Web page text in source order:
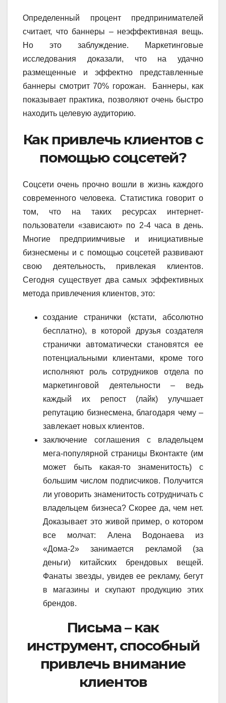
Определенный процент предпринимателей
считает, что баннеры – неэффективная вещь.
Но это заблуждение. Маркетинговые
исследования доказали, что на удачно
размещенные и эффектно представленные
баннеры смотрит 70% горожан. Баннеры, как
показывает практика, позволяют очень быстро
находить целевую аудиторию.
Как привлечь клиентов с
помощью соцсетей?
Соцсети очень прочно вошли в жизнь каждого
современного человека. Статистика говорит о
том, что на таких ресурсах интернет-
пользователи «зависают» по 2-4 часа в день.
Многие предприимчивые и инициативные
бизнесмены и с помощью соцсетей развивают
свою деятельность, привлекая клиентов.
Сегодня существует два самых эффективных
метода привлечения клиентов, это:
создание странички (кстати, абсолютно
бесплатно), в которой друзья создателя
странички автоматически становятся ее
потенциальными клиентами, кроме того
исполняют роль сотрудников отдела по
маркетинговой деятельности – ведь
каждый их репост (лайк) улучшает
репутацию бизнесмена, благодаря чему –
завлекает новых клиентов.
заключение соглашения с владельцем
мега-популярной страницы Вконтакте (им
может быть какая-то знаменитость) с
большим числом подписчиков. Получится
ли уговорить знаменитость сотрудничать с
владельцем бизнеса? Скорее да, чем нет.
Доказывает это живой пример, о котором
все молчат: Алена Водонаева из
«Дома-2» занимается рекламой (за
деньги) китайских брендовых вещей.
Фанаты звезды, увидев ее рекламу, бегут
в магазины и скупают продукцию этих
брендов.
Письма – как
инструмент, способный
привлечь внимание
клиентов